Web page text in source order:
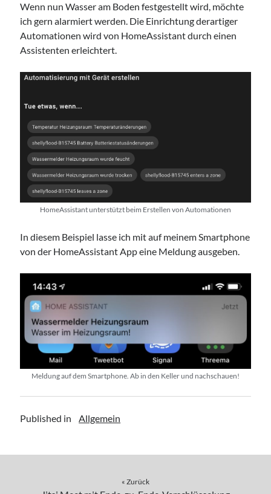
Wenn nun Wasser am Boden festgestellt wird, möchte
ich gern alarmiert werden. Die Einrichtung derartiger
Automationen wird von HomeAssistant durch einen
Assistenten erleichtert.
HomeAssistant unterstützt beim Erstellen von Automationen
In diesem Beispiel lasse ich mit auf meinem Smartphone
von der HomeAssistant App eine Meldung ausgeben.
Meldung auf dem Smartphone. Ab in den Keller und nachschauen!
Published in Allgemein
« Zurück